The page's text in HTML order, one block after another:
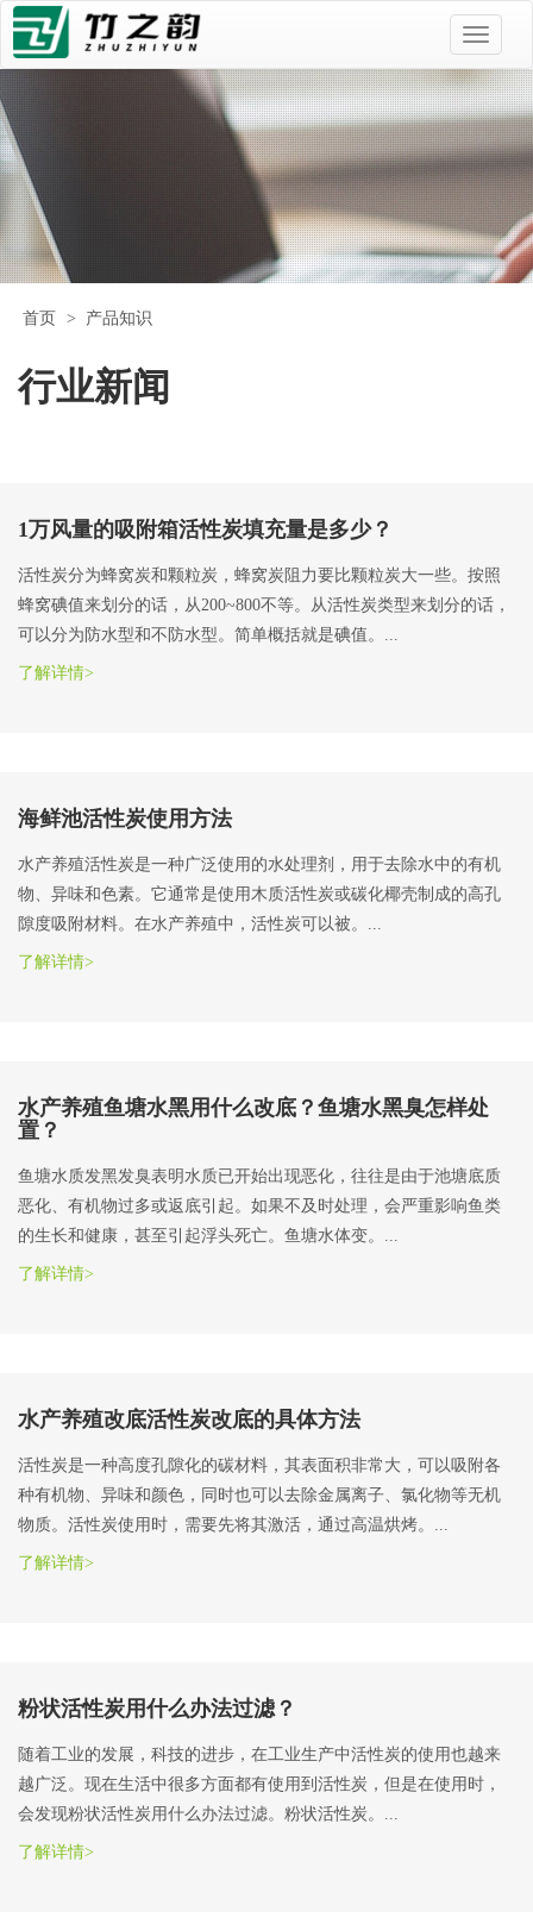
首页 > 产品知识
行业新闻
1万风量的吸附箱活性炭填充量是多少？
活性炭分为蜂窝炭和颗粒炭，蜂窝炭阻力要比颗粒炭大一些。按照
蜂窝碘值来划分的话，从200~800不等。从活性炭类型来划分的话，
可以分为防水型和不防水型。简单概括就是碘值。...
了解详情>
海鲜池活性炭使用方法
水产养殖活性炭是一种广泛使用的水处理剂，用于去除水中的有机
物、异味和色素。它通常是使用木质活性炭或碳化椰壳制成的高孔
隙度吸附材料。在水产养殖中，活性炭可以被。...
了解详情>
水产养殖鱼塘水黑用什么改底？鱼塘水黑臭怎样处
置？
鱼塘水质发黑发臭表明水质已开始出现恶化，往往是由于池塘底质
恶化、有机物过多或返底引起。如果不及时处理，会严重影响鱼类
的生长和健康，甚至引起浮头死亡。鱼塘水体变。...
了解详情>
水产养殖改底活性炭改底的具体方法
活性炭是一种高度孔隙化的碳材料，其表面积非常大，可以吸附各
种有机物、异味和颜色，同时也可以去除金属离子、氯化物等无机
物质。活性炭使用时，需要先将其激活，通过高温烘烤。...
了解详情>
粉状活性炭用什么办法过滤？
随着工业的发展，科技的进步，在工业生产中活性炭的使用也越来
越广泛。现在生活中很多方面都有使用到活性炭，但是在使用时，
会发现粉状活性炭用什么办法过滤。粉状活性炭。...
了解详情>